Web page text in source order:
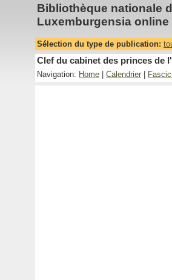
Bibliothèque nationale
Luxemburgensia online
Sélection du type de publication:
Clef du cabinet des princes de
Navigation: Home Calendrier